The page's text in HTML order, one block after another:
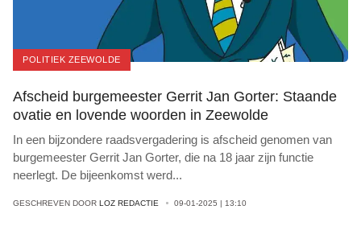
POLITIEK ZEEWOLDE
Afscheid burgemeester Gerrit Jan Gorter: Staande
ovatie en lovende woorden in Zeewolde
In een bijzondere raadsvergadering is afscheid genomen van
burgemeester Gerrit Jan Gorter, die na 18 jaar zijn functie
neerlegt. De bijeenkomst werd...
GESCHREVEN DOOR LOZ REDACTIE 09-01-2025 | 13:10